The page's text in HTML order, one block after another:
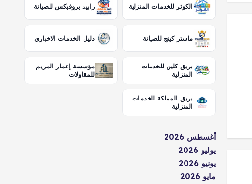
الكوثر للخدمات المنزلية رابيد بروفيكس للصيانة
ماستر كينج للصيانة دليل الخدمات الاخباري
بريق كلين للخدمات
المنزلية
مؤسسة إعمار المريم
للمقاولات
بريق المملكة للخدمات
المنزلية
أغسطس 2026
يوليو 2026
يونيو 2026
مايو 2026